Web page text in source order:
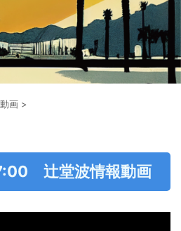
画 >
辻堂波情報動画